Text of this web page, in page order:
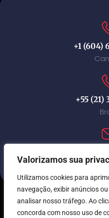
Valorizamos sua
Utilizamos cookies para
navegação, exibir anúncios
analisar nosso tráfego. Ao
concorda com nosso uso de
+1 (604)
+55 (21)
© Immi Canada 2026.